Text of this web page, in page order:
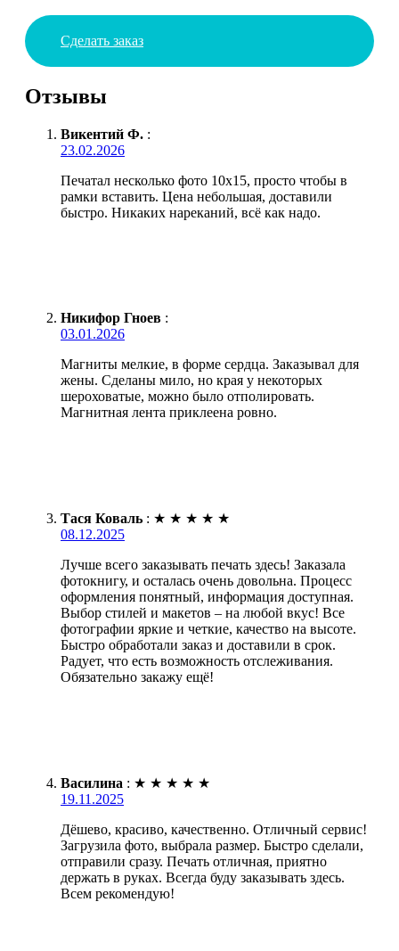
Сделать заказ
Отзывы
Викентий Ф. :
23.02.2026
Печатал несколько фото 10х15, просто чтобы в
рамки вставить. Цена небольшая, доставили
быстро. Никаких нареканий, всё как надо.
Никифор Гноев :
03.01.2026
Магниты мелкие, в форме сердца. Заказывал для
жены. Сделаны мило, но края у некоторых
шероховатые, можно было отполировать.
Магнитная лента приклеена ровно.
Тася Коваль : ★ ★ ★ ★ ★
08.12.2025
Лучше всего заказывать печать здесь! Заказала
фотокнигу, и осталась очень довольна. Процесс
оформления понятный, информация доступная.
Выбор стилей и макетов – на любой вкус! Все
фотографии яркие и четкие, качество на высоте.
Быстро обработали заказ и доставили в срок.
Радует, что есть возможность отслеживания.
Обязательно закажу ещё!
Василина : ★ ★ ★ ★ ★
19.11.2025
Дёшево, красиво, качественно. Отличный сервис!
Загрузила фото, выбрала размер. Быстро сделали,
отправили сразу. Печать отличная, приятно
держать в руках. Всегда буду заказывать здесь.
Всем рекомендую!